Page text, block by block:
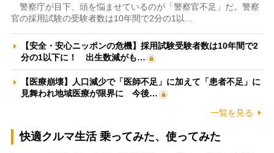
警察庁が目下、頭を悩ませているのが「警察官不足」だ。警察
官の採用試験の受験者数は10年間で2分の1以…
【安全・安心ニッポンの危機】採用試験受験者数は10年間で2
分の1以下に！ 出生数減がも…
【医療崩壊】人口減少で「医師不足」に加えて「患者不足」に
見舞われ地域医療が限界に 今後…
一覧を見る
快適クルマ生活 乗ってみた、使ってみた